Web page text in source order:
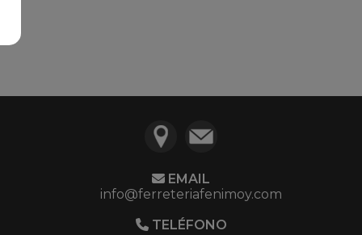
EMAIL
info@ferreteriafenimoy.com
TELÉFONO